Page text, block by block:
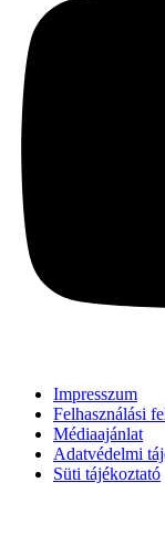
Impresszum
Felhasználási
Médiaajánlat
Adatvédelmi
Süti tájékoztató